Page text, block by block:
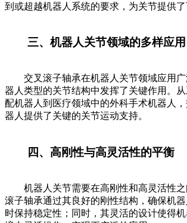
到或超越机器人系统的要求，为关节提供了
三、机器人关节领域的多样应用
交叉滚子轴承在机器人关节领域应用广
器人类型的关节结构中发挥了关键作用。
配机器人到医疗领域中的外科手术机器人
器人提供了关键的关节运动支持。
四、高刚性与高灵活性的平衡
机器人关节需要在高刚性和高灵活性之
滚子轴承通过其良好的刚性结构，确保机
时保持稳定性；同时，其灵活的设计使得